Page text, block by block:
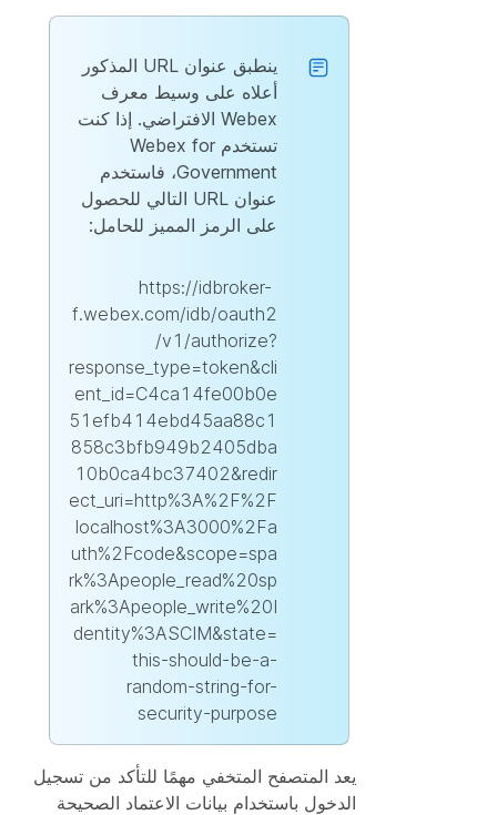
ينطبق عنوان URL المذكور
أعلاه على وسيط معرف
Webex الافتراضي. إذا كنت
تستخدم Webex for
Government، فاستخدم
عنوان URL التالي للحصول
على الرمز المميز للحامل:
https://idbroker-
f.webex.com/idb/oauth2
/v1/authorize?
response_type=token&cli
ent_id=C4ca14fe00b0e
51efb414ebd45aa88c1
858c3bfb949b2405dba
10b0ca4bc37402&redir
ect_uri=http%3A%2F%2F
localhost%3A3000%2Fa
uth%2Fcode&scope=spa
rk%3Apeople_read%20sp
ark%3Apeople_write%20I
dentity%3ASCIM&state=
this-should-be-a-
random-string-for-
security-purpose
يعد المتصفح المتخفي مهمًا للتأكد من تسجيل
الدخول باستخدام بيانات الاعتماد الصحيحة